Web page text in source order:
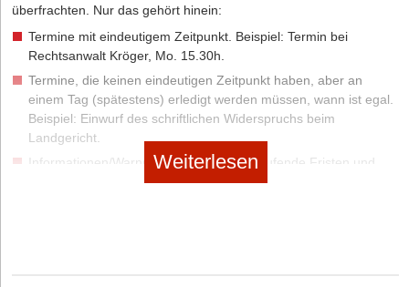
herausstellen zu können.
3. Eine positive Einstellung zum Gegenüber.
Treten Sie wertschätzend und partnerschaftlich auf. Wenn Sie sich
unterlegen fühlen, mindert das Ihre Erfolgschancen beträchtlich.
Das gleiche gilt, wenn Sie sich überlegen fühlen und dies Ihrem
Gesprächspartner zeigen: Niemand lässt sich gern belehren.
Lassen Sie sich deshalb von Menschen Ihres Vertrauens oder in
überfrachten. Nur das gehört hinein:
Termine mit eindeutigem Zeitpunkt. Beispiel: Termin bei
Rechtsanwalt Kröger, Mo. 15.30h.
Termine, die keinen eindeutigen Zeitpunkt haben, aber an
einem Tag (spätestens) erledigt werden müssen, wann ist egal.
Beispiel: Einwurf des schriftlichen Widerspruchs beim
Landgericht.
Informationen/Warnungen über bald ablaufende Fristen und
sonstige Ereignisse, auf die Sie sich eventuell vorbereiten
Weiterlesen